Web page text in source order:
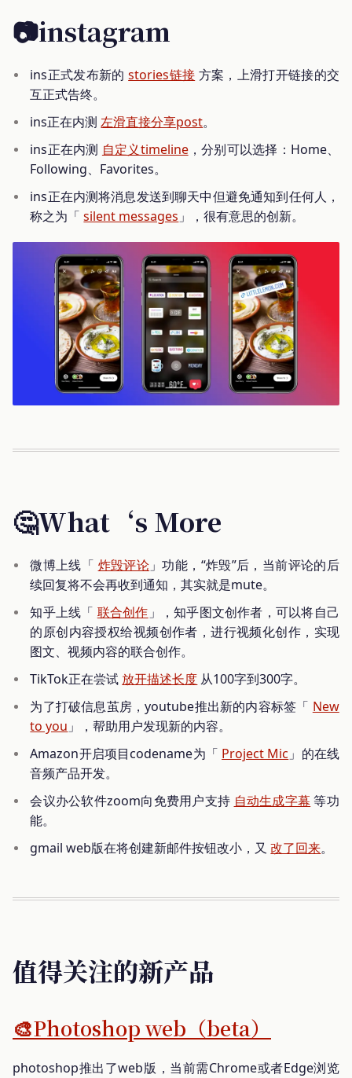
📷instagram
ins正式发布新的stories链接 方案，上滑打开链接的交
互正式告终。
ins正在内测左滑直接分享post。
ins正在内测 自定义timeline，分别可以选择：Home、
Following、Favorites。
ins正在内测将消息发送到聊天中但避免通知到任何人，
称之为「silent messages 」，很有意思的创新。
🤔What‘s More
微博上线「 炸毁评论 」功能，“炸毁”后，当前评论的后
续回复将不会再收到通知，其实就是mute。
知乎上线「 联合创作 」，知乎图文创作者，可以将自己
的原创内容授权给视频创作者，进行视频化创作，实现
图文、视频内容的联合创作。
TikTok正在尝试 放开描述长度 从100字到300字。
为了打破信息茧房，youtube推出新的内容标签「 New
to you 」，帮助用户发现新的内容。
Amazon开启项目codename为「 Project Mic 」的在线
音频产品开发。
会议办公软件zoom向免费用户支持 自动生成字幕 等功
能。
gmail web版在将创建新邮件按钮改小，又改了回来。
值得关注的新产品
🎨Photoshop web（beta）
photoshop推出了web版，当前需Chrome或者Edge浏览